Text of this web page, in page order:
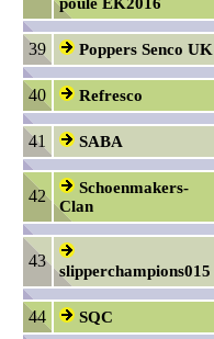
poule EK2016
39 Poppers Senco UK
40 Refresco
41 SABA
42
Schoenmakers-
Clan
43
slipperchampions015
44 SQC